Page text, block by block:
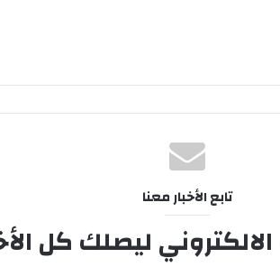
تابع الأخبار معنا
ليصلك كل